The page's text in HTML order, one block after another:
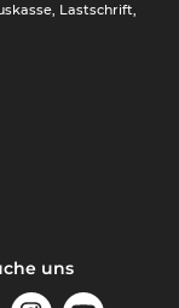
Lastschrift,
uns